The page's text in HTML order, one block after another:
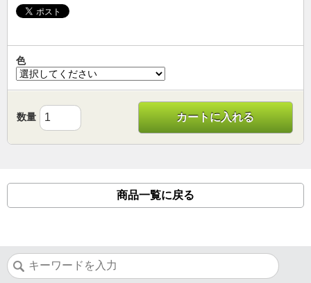
色
数量 カートに入れる
商品一覧に戻る